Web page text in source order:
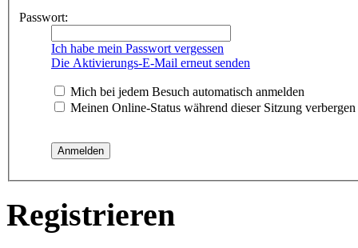
Passwort:
Ich habe mein Passwort vergessen
Die Aktivierungs-E-Mail erneut senden
Mich bei jedem Besuch automatisch anmelden
Meinen Online-Status während dieser Sitzung verbergen
Registrieren